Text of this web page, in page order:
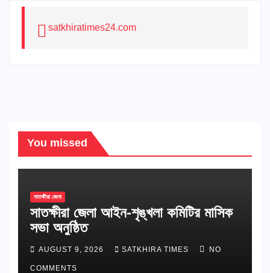
satkhiratimes24.com
You missed
সাতক্ষীরা জেলা
সাতক্ষীরা জেলা আইন-শৃঙ্খলা কমিটির মাসিক
সভা অনুষ্ঠিত
AUGUST 9, 2026 SATKHIRA TIMES NO
COMMENTS